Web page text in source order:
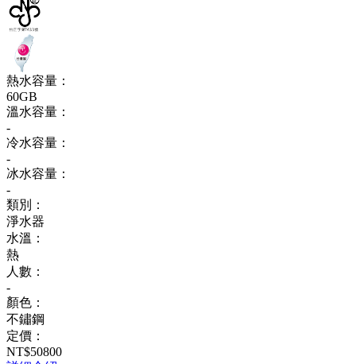
熱水容量：
60GB
溫水容量：
-
冷水容量：
-
冰水容量：
-
類別：
淨水器
水溫：
熱
人數：
-
顏色：
不鏽鋼
定價：
NT$50800